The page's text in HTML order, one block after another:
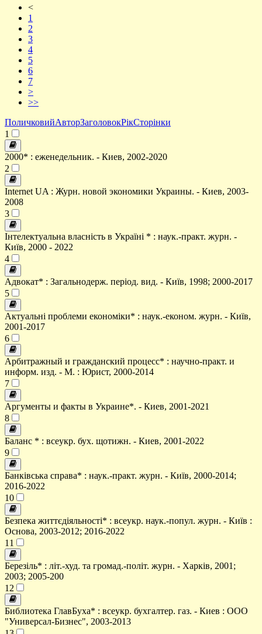
<
1
2
3
4
5
6
7
>
>>
ПоличковийАвторЗаголовокРікСторінки
1
2000* : еженедельник. - Киев, 2002-2020
2
Internet UA : Журн. новой экономики Украины. - Киев, 2003-
2008
3
Інтелектуальна власність в Україні * : наук.-практ. журн. -
Київ, 2000 - 2022
4
Адвокат* : Загальнодерж. період. вид. - Київ, 1998; 2000-2017
5
Актуальні проблеми економіки* : наук.-економ. журн. - Київ,
2001-2017
6
Арбитражный и гражданский процесс* : научно-практ. и
информ. изд. - М. : Юрист, 2000-2014
7
Аргументы и факты в Украине*. - Киев, 2001-2021
8
Баланс * : всеукр. бух. щотижн. - Киев, 2001-2022
9
Банківська справа* : наук.-практ. журн. - Київ, 2000-2014;
2016-2022
10
Безпека життєдіяльності* : всеукр. наук.-попул. журн. - Київ :
Основа, 2003-2012; 2016-2022
11
Березіль* : літ.-худ. та громад.-політ. журн. - Харків, 2001;
2003; 2005-200
12
Библиотека ГлавБуха* : всеукр. бухгалтер. газ. - Киев : ООО
"Универсал-Бизнес", 2003-2013